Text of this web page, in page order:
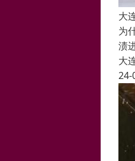
大
为
渍
大
24-